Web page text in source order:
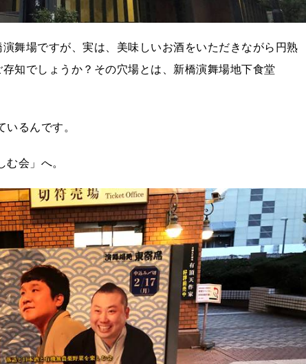
舞場ですが、実は、美味しいお酒をいただきながら円熟
知でしょうか？その穴場とは、新橋演舞場地下食堂
るんです。
会」へ。